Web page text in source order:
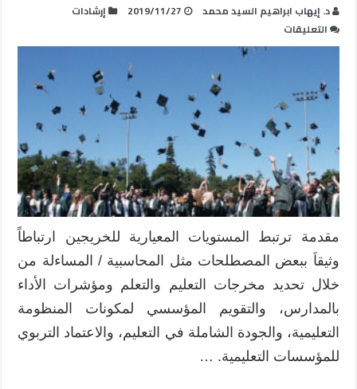
د. إيهاب ابراهيم السيد محمد 2019/11/27
إرشادات
التعليقات
تطبيق
للخريجين
سبيل
لمخرجات
تعلم
أفضل
مغلقة
مقدمة ترتبط المستويات المعيارية للخريجين ارتباطاً
وثيقاَ ببعض المصطلحات مثل المحاسبية / المساءلة من
خلال تحديد مخرجات التعليم والتعلم ومؤشرات الأداء
بالمدارس، والتقويم المؤسسي لمكونات المنظومة
التعليمية، والجودة الشاملة في التعليم، والاعتماد التربوي
للمؤسسات التعليمية. …